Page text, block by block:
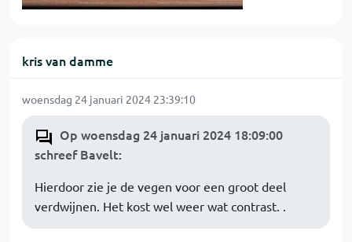
kris van damme
woensdag 24 januari 2024 23:39:10
Op woensdag 24 januari 2024 18:09:00
schreef Bavelt:
Hierdoor zie je de vegen voor een groot deel
verdwijnen. Het kost wel weer wat contrast. .